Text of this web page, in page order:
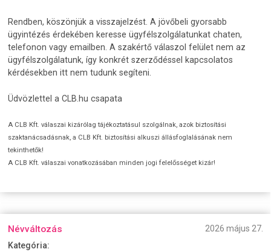
Rendben, köszönjük a visszajelzést. A jövőbeli gyorsabb
ügyintézés érdekében keresse ügyfélszolgálatunkat chaten,
telefonon vagy emailben. A szakértő válaszol felület nem az
ügyfélszolgálatunk, így konkrét szerződéssel kapcsolatos
kérdésekben itt nem tudunk segíteni.
Üdvözlettel a CLB.hu csapata
A CLB Kft. válaszai kizárólag tájékoztatásul szolgálnak, azok biztosítási
szaktanácsadásnak, a CLB Kft. biztosítási alkuszi állásfoglalásának nem
tekinthetők!
A CLB Kft. válaszai vonatkozásában minden jogi felelősséget kizár!
Névváltozás
2026 május 27.
Kategória: